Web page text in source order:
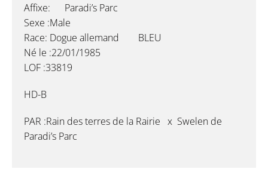
Affixe: Paradi’s Parc
Sexe :Male
Race: Dogue allemand BLEU
Né le :22/01/1985
LOF :33819
HD-B
PAR :Rain des terres de la Rairie x Swelen de
Paradi’s Parc